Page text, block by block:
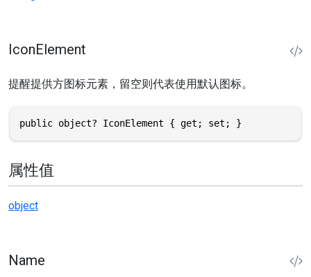
IconElement
提醒提供方图标元素，留空则代表使用默认图标。
public object? IconElement { get; set; }
属性值
object
Name